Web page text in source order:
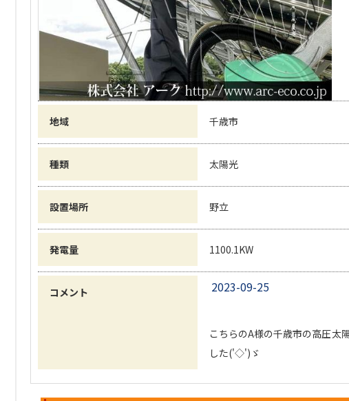
地域 千歳市
種類 太陽光
設置場所 野立
発電量 1100.1KW
コメント 2023-09-25
こちらのA様の千歳市の高圧太
した('◇')ゞ